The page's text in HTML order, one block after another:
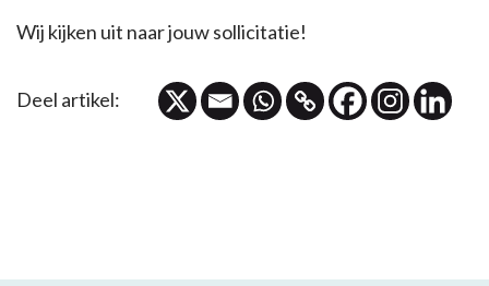
Wij kijken uit naar jouw sollicitatie!
Deel artikel: